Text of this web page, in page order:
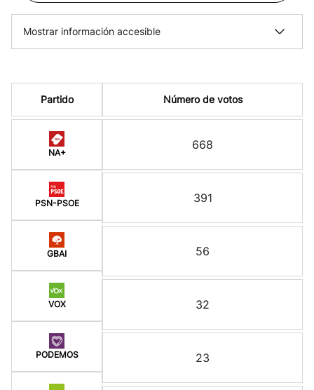
Mostrar información accesible
Partido
NA+
PSN-PSOE
GBAI
VOX
PODEMOS
Número de votos
668
391
56
32
23